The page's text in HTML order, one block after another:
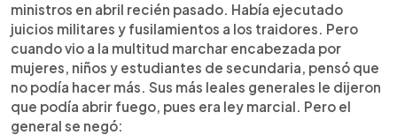
ministros en abril recién pasado. Había ejecutado
juicios militares y fusilamientos a los traidores. Pero
cuando vio a la multitud marchar encabezada por
mujeres, niños y estudiantes de secundaria, pensó que
no podía hacer más. Sus más leales generales le dijeron
que podía abrir fuego, pues era ley marcial. Pero el
general se negó: